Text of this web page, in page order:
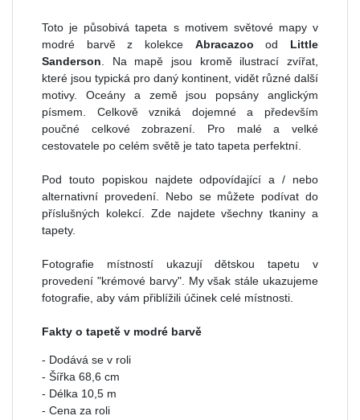
Toto je působivá tapeta s motivem světové mapy v
modré barvě z kolekce Abracazoo od Little
Sanderson. Na mapě jsou kromě ilustrací zvířat,
které jsou typická pro daný kontinent, vidět různé další
motivy. Oceány a země jsou popsány anglickým
písmem. Celkově vzniká dojemné a především
poučné celkové zobrazení. Pro malé a velké
cestovatele po celém světě je tato tapeta perfektní.
Pod touto popiskou najdete odpovídající a / nebo
alternativní provedení. Nebo se můžete podívat do
příslušných kolekcí. Zde najdete všechny tkaniny a
tapety.
Fotografie místností ukazují dětskou tapetu v
provedení "krémové barvy". My však stále ukazujeme
fotografie, aby vám přiblížili účinek celé místnosti.
Fakty o tapetě v modré barvě
- Dodává se v roli
- Šířka 68,6 cm
- Délka 10,5 m
- Cena za roli